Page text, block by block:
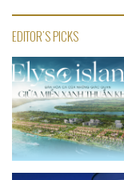
EDITOR'S PICKS